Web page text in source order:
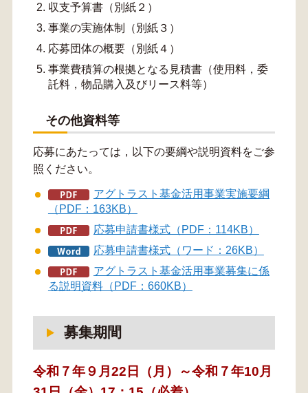
収支予算書（別紙２）
事業の実施体制（別紙３）
応募団体の概要（別紙４）
事業費積算の根拠となる見積書（使用料，委
託料，物品購入及びリース料等）
その他資料等
応募にあたっては，以下の要綱や説明資料をご参
照ください。
アグトラスト基金活用事業実施要綱
（PDF：163KB）
応募申請書様式（PDF：114KB）
応募申請書様式（ワード：26KB）
アグトラスト基金活用事業募集に係
る説明資料（PDF：660KB）
募集期間
令和７年９月22日（月）～令和７年10月